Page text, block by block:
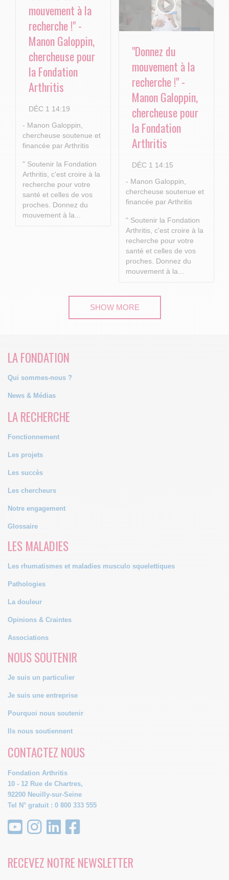
mouvement à la
recherche !" -
Manon Galoppin,
chercheuse pour
la Fondation
Arthritis
DÉC 1 14:19
- Manon Galoppin,
chercheuse soutenue et
financée par Arthritis
" Soutenir la Fondation
Arthritis, c'est croire à la
recherche pour votre
santé et celles de vos
proches. Donnez du
mouvement à la...
"Donnez du
mouvement à la
recherche !" -
Manon Galoppin,
chercheuse pour
la Fondation
Arthritis
DÉC 1 14:15
- Manon Galoppin,
chercheuse soutenue et
financée par Arthritis
" Soutenir la Fondation
Arthritis, c'est croire à la
recherche pour votre
santé et celles de vos
proches. Donnez du
mouvement à la...
SHOW MORE
LA FONDATION
Qui sommes-nous ?
News & Médias
LA RECHERCHE
Fonctionnement
Les projets
Les succès
Les chercheurs
Notre engagement
Glossaire
LES MALADIES
Les rhumatismes et maladies musculo squelettiques
Pathologies
La douleur
Opinions & Craintes
Associations
NOUS SOUTENIR
Je suis un particulier
Je suis une entreprise
Pourquoi nous soutenir
Ils nous soutiennent
CONTACTEZ NOUS
Fondation Arthritis
10 - 12 Rue de Chartres,
92200 Neuilly-sur-Seine
Tel N° gratuit : 0 800 333 555
RECEVEZ NOTRE NEWSLETTER